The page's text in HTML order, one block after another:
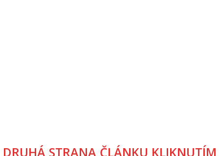
DRUHÁ STRANA ČLÁNKU KLIKNUTÍM